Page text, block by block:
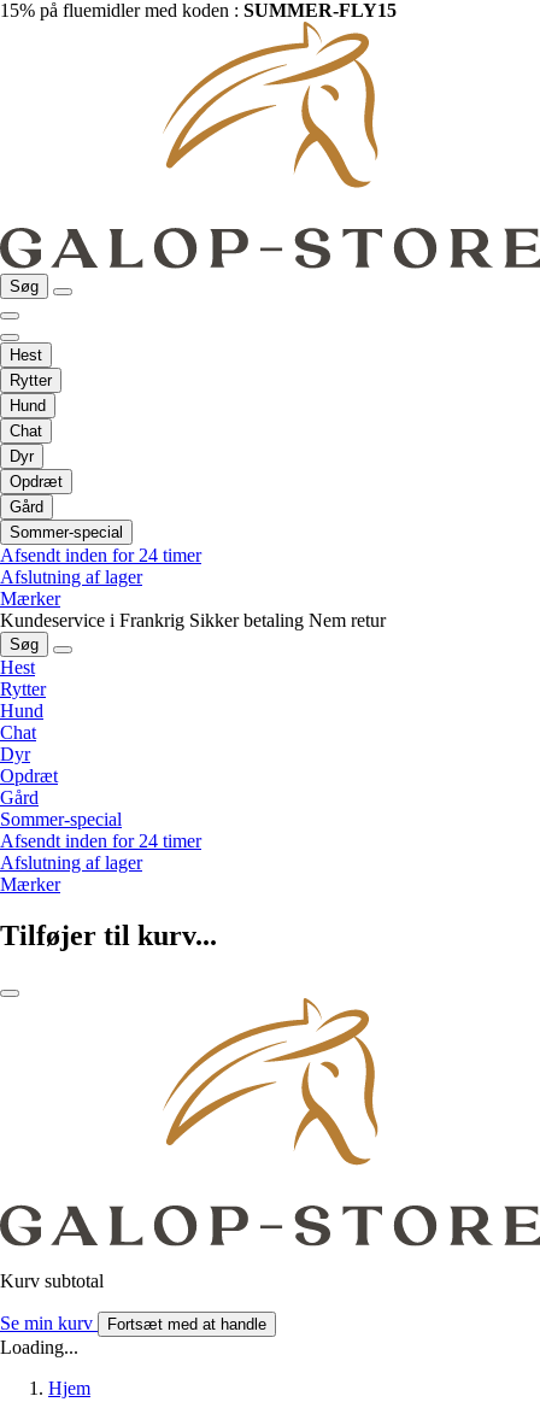
15% på fluemidler med koden : SUMMER-FLY15
Søg
Hest
Rytter
Hund
Chat
Dyr
Opdræt
Gård
Sommer-special
Afsendt inden for 24 timer
Afslutning af lager
Mærker
Kundeservice i Frankrig Sikker betaling Nem retur
Søg
Hest
Rytter
Hund
Chat
Dyr
Opdræt
Gård
Sommer-special
Afsendt inden for 24 timer
Afslutning af lager
Mærker
Tilføjer til kurv...
Kurv subtotal
Se min kurv Fortsæt med at handle
Loading...
Hjem